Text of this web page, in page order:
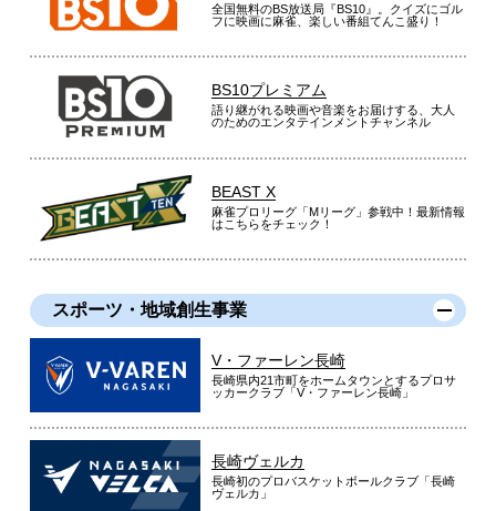
全国無料のBS放送局『BS10』。クイズにゴル
フに映画に麻雀、楽しい番組てんこ盛り！
BS10プレミアム
語り継がれる映画や音楽をお届けする、大人
のためのエンタテインメントチャンネル
BEAST X
麻雀プロリーグ「Mリーグ」参戦中！最新情報
はこちらをチェック！
スポーツ・地域創生事業
V・ファーレン長崎
長崎県内21市町をホームタウンとするプロサ
ッカークラブ「V・ファーレン長崎」
長崎ヴェルカ
長崎初のプロバスケットボールクラブ「長崎
ヴェルカ」